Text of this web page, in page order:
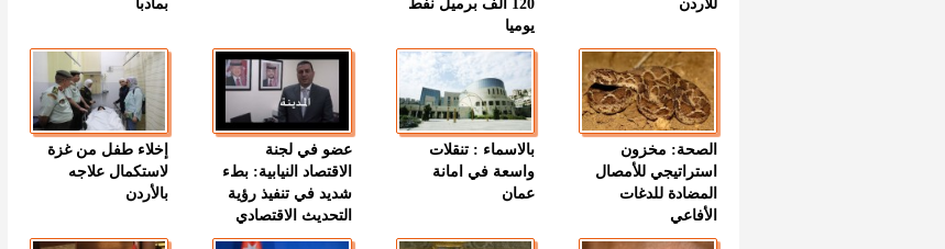
للأردن
120 ألف برميل نفط
يوميا
بمأدبا
الصحة: مخزون
استراتيجي للأمصال
المضادة للدغات
الأفاعي
بالاسماء : تنقلات
واسعة في امانة
عمان
عضو في لجنة
الاقتصاد النيابية: بطء
شديد في تنفيذ رؤية
التحديث الاقتصادي
إخلاء طفل من غزة
لاستكمال علاجه
بالأردن